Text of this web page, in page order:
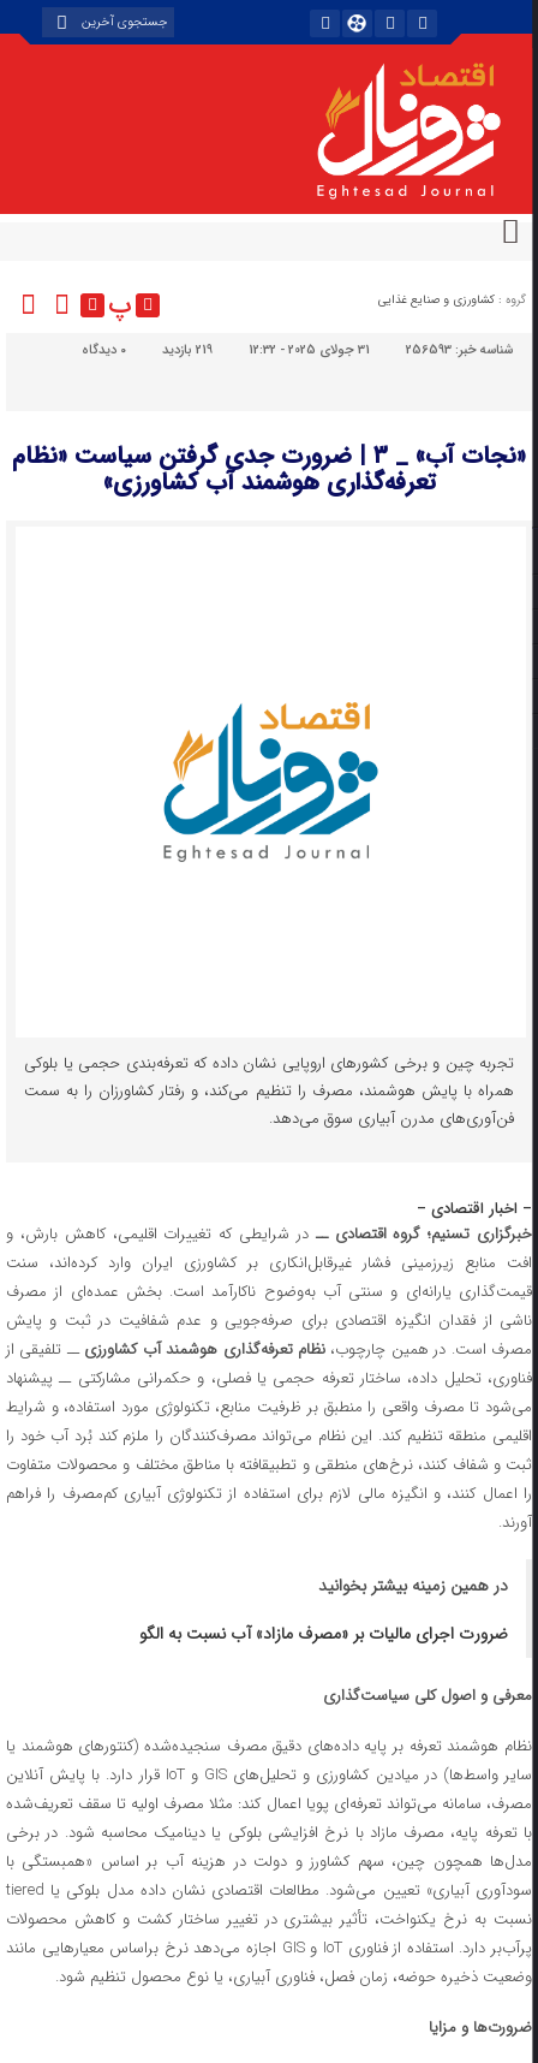
گروه : کشاورزی و صنایع غذایی پ
شناسه خبر:256593 31 جولای 2025 - 12:32 219 بازدید دیدگاه
«نجات آب» _ ۳ | ضرورت جدی گرفتن سیاست «نظام
تعرفه‌گذاری هوشمند آب کشاورزی»
تجربه چین و برخی کشورهای اروپایی نشان داده که تعرفه‌بندی حجمی یا بلوکی
همراه با پایش هوشمند، مصرف را تنظیم می‌کند، و رفتار کشاورزان را به سمت
فن‌آوری‌های مدرن آبیاری سوق می‌دهد.
– اخبار اقتصادی –
خبرگزاری تسنیم؛ گروه اقتصادی ــ در شرایطی که تغییرات اقلیمی، کاهش بارش، و
افت منابع زیرزمینی فشار غیرقابل‌انکاری بر کشاورزی ایران وارد کرده‌اند، سنت
قیمت‌گذاری یارانه‌ای و سنتی آب به‌وضوح ناکارآمد است. بخش عمده‌ای از مصرف
ناشی از فقدان انگیزه اقتصادی برای صرفه‌جویی و عدم شفافیت در ثبت و پایش
مصرف است. در همین چارچوب، نظام تعرفه‌گذاری هوشمند آب کشاورزیــ تلفیقی از
فناوری، تحلیل داده، ساختار تعرفه حجمی یا فصلی، و حکمرانی مشارکتی ــ پیشنهاد
می‌شود تا مصرف واقعی را منطبق بر ظرفیت منابع، تکنولوژی مورد استفاده، و شرایط
اقلیمی منطقه تنظیم کند. این نظام می‌تواند مصرف‌کنندگان را ملزم کند بُرد آب خود را
ثبت و شفاف کنند، نرخ‌های منطقی و تطبیقافته با مناطق مختلف و محصولات متفاوت
را اعمال کنند، و انگیزه مالی لازم برای استفاده از تکنولوژی آبیاری کم‌مصرف را فراهم
آورند.
در همین زمینه بیشتر بخوانید
ضرورت اجرای مالیات بر «مصرف مازاد» آب نسبت به الگو
معرفی و اصول کلی سیاست‌گذاری
نظام هوشمند تعرفه بر پایه داده‌های دقیق مصرف سنجیده‌شده (کنتورهای هوشمند یا
سایر واسط‌ها) در میادین کشاورزی و تحلیل‌های GIS و IoT قرار دارد. با پایش آنلاین
مصرف، سامانه می‌تواند تعرفه‌ای پویا اعمال کند: مثلا مصرف اولیه تا سقف تعریف‌شده
با تعرفه پایه، مصرف مازاد با نرخ افزایشی بلوکی یا دینامیک محاسبه شود. در برخی
مدل‌ها همچون چین، سهم کشاورز و دولت در هزینه آب بر اساس «همبستگی با
سودآوری آبیاری» تعیین می‌شود. مطالعات اقتصادی نشان داده مدل بلوکی یا tiered
نسبت به نرخ یکنواخت، تأثیر بیشتری در تغییر ساختار کشت و کاهش محصولات
پرآب‌بر دارد. استفاده از فناوری IoT و GIS اجازه می‌دهد نرخ براساس معیارهایی مانند
وضعیت ذخیره حوضه، زمان فصل، فناوری آبیاری، یا نوع محصول تنظیم شود.
ضرورت‌ها و مزایا